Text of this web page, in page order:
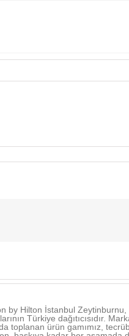
by Hilton İstanbul
Türkiye dağıtıcısıdır.
toplanan ürün gamımız,